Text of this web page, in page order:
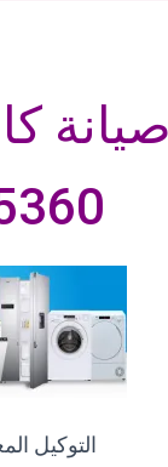
التوكيل